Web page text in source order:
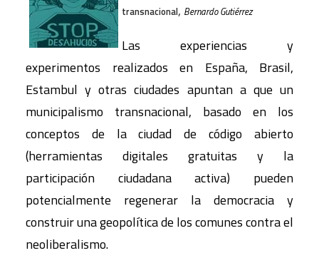
transnacional, Bernardo Gutiérrez
Las experiencias y
experimentos realizados en España, Brasil,
Estambul y otras ciudades apuntan a que un
municipalismo transnacional, basado en los
conceptos de la ciudad de código abierto
(herramientas digitales gratuitas y la
participación ciudadana activa) pueden
potencialmente regenerar la democracia y
construir una geopolítica de los comunes contra el
neoliberalismo.